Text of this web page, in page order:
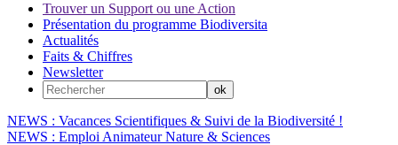
Trouver un Support ou une Action
Présentation du programme Biodiversita
Actualités
Faits & Chiffres
Newsletter
NEWS : Vacances Scientifiques & Suivi de la Biodiversité !
NEWS : Emploi Animateur Nature & Sciences